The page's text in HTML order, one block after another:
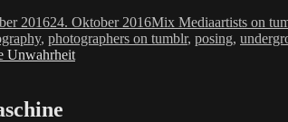
201624. Oktober 2016Kategorien
Mix Mediaartists on
, photographers on tumblr, posing,
Unwahrheit